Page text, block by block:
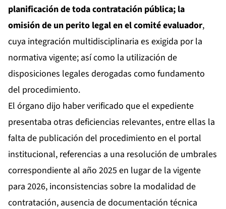
planificación de toda contratación pública; la
omisión de un perito legal en el comité evaluador,
cuya integración multidisciplinaria es exigida por la
normativa vigente; así como la utilización de
disposiciones legales derogadas como fundamento
del procedimiento.
El órgano dijo haber verificado que el expediente
presentaba otras deficiencias relevantes, entre ellas la
falta de publicación del procedimiento en el portal
institucional, referencias a una resolución de umbrales
correspondiente al año 2025 en lugar de la vigente
para 2026, inconsistencias sobre la modalidad de
contratación, ausencia de documentación técnica